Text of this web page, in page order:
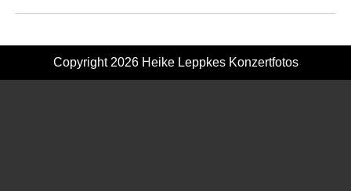
Copyright 2026 Heike Leppkes Konzertfotos